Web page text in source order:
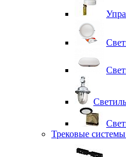
Трековые